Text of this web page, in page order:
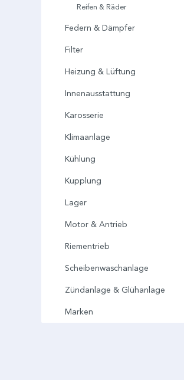
Reifen & Räder
Federn & Dämpfer
Filter
Heizung & Lüftung
Innenausstattung
Karosserie
Klimaanlage
Kühlung
Kupplung
Lager
Motor & Antrieb
Riementrieb
Scheibenwaschanlage
Zündanlage & Glühanlage
Marken